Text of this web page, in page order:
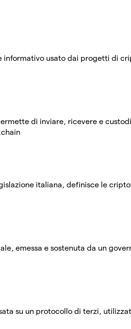
informativo usato dai progetti di
di inviare, ricevere e
italiana, definisce le
emessa e sostenuta da un
su un protocollo di terzi,